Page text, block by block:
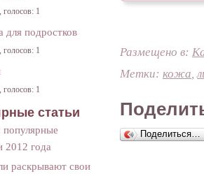
Размещено в:
Метки: кожа,
Поделиться…
1
для подростков
1
1
статьи
2012 года
раскрывают свои